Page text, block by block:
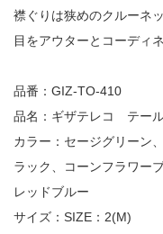
襟ぐりは狭めのクルーネ
目をアウターとコーディ
品番：GIZ-TO-410
品名：ギザテレコ テー
カラー：セージグリーン
ラック、コーンフラワー
レッドブルー
サイズ：SIZE：2(M)